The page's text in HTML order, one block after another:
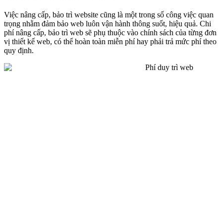
Việc nâng cấp, bảo trì website cũng là một trong số công việc quan
trọng nhằm đảm bảo web luôn vận hành thông suốt, hiệu quả. Chi
phí nâng cấp, bảo trì web sẽ phụ thuộc vào chính sách của từng đơn
vị thiết kế web, có thể hoàn toàn miễn phí hay phải trả mức phí theo
quy định.